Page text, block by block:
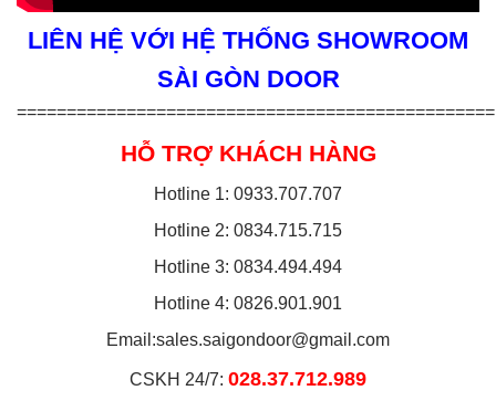
LIÊN HỆ VỚI HỆ THỐNG SHOWROOM
SÀI GÒN DOOR
================================================
HỖ TRỢ KHÁCH HÀNG
Hotline 1: 0933.707.707
Hotline 2: 0834.715.715
Hotline 3: 0834.494.494
Hotline 4: 0826.901.901
Email:sales.saigondoor@gmail.com
CSKH 24/7: 028.37.712.989